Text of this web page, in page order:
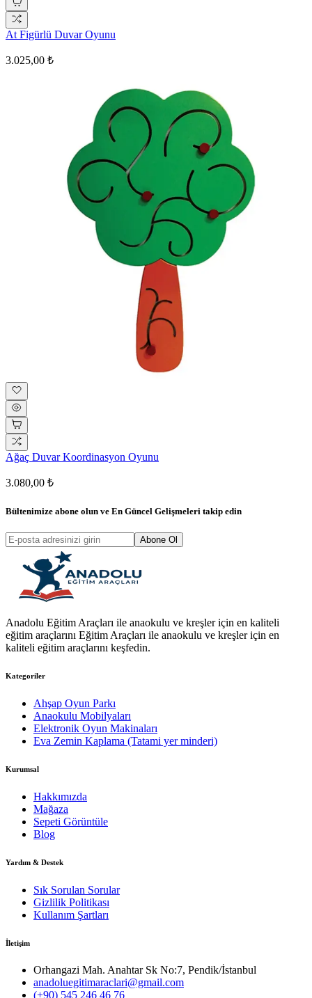
At Figürlü Duvar Oyunu
3.025,00 ₺
Ağaç Duvar Koordinasyon Oyunu
3.080,00 ₺
Bültenimize abone olun ve En Güncel Gelişmeleri takip edin
Abone Ol
Anadolu Eğitim Araçları ile anaokulu ve kreşler için en kaliteli
eğitim araçlarını Eğitim Araçları ile anaokulu ve kreşler için en
kaliteli eğitim araçlarını keşfedin.
Kategoriler
Ahşap Oyun Parkı
Anaokulu Mobilyaları
Elektronik Oyun Makinaları
Eva Zemin Kaplama (Tatami yer minderi)
Kurumsal
Hakkımızda
Mağaza
Sepeti Görüntüle
Blog
Yardım & Destek
Sık Sorulan Sorular
Gizlilik Politikası
Kullanım Şartları
İletişim
Orhangazi Mah. Anahtar Sk No:7, Pendik/İstanbul
anadoluegitimaraclari@gmail.com
(+90) 545 246 46 76